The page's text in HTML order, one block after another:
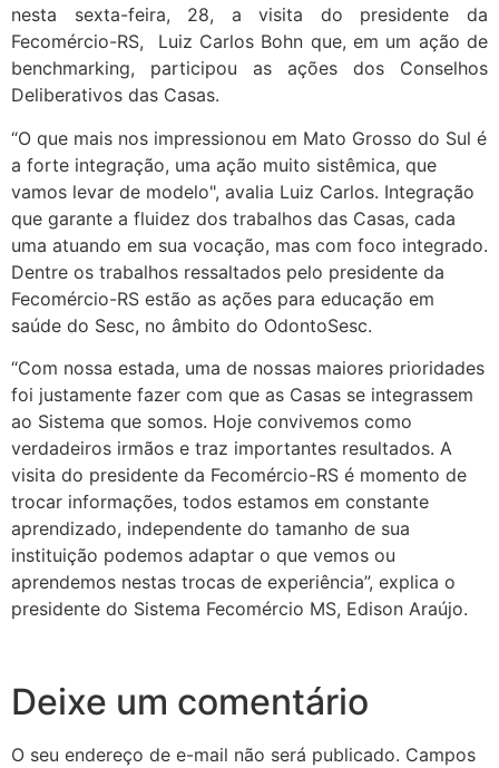
nesta sexta-feira, 28, a visita do presidente da
Fecomércio-RS, Luiz Carlos Bohn que, em um ação de
benchmarking, participou as ações dos Conselhos
Deliberativos das Casas.
“O que mais nos impressionou em Mato Grosso do Sul é
a forte integração, uma ação muito sistêmica, que
vamos levar de modelo", avalia Luiz Carlos. Integração
que garante a fluidez dos trabalhos das Casas, cada
uma atuando em sua vocação, mas com foco integrado.
Dentre os trabalhos ressaltados pelo presidente da
Fecomércio-RS estão as ações para educação em
saúde do Sesc, no âmbito do OdontoSesc.
“Com nossa estada, uma de nossas maiores prioridades
foi justamente fazer com que as Casas se integrassem
ao Sistema que somos. Hoje convivemos como
verdadeiros irmãos e traz importantes resultados. A
visita do presidente da Fecomércio-RS é momento de
trocar informações, todos estamos em constante
aprendizado, independente do tamanho de sua
instituição podemos adaptar o que vemos ou
aprendemos nestas trocas de experiência”, explica o
presidente do Sistema Fecomércio MS, Edison Araújo.
Deixe um comentário
O seu endereço de e-mail não será publicado. Campos